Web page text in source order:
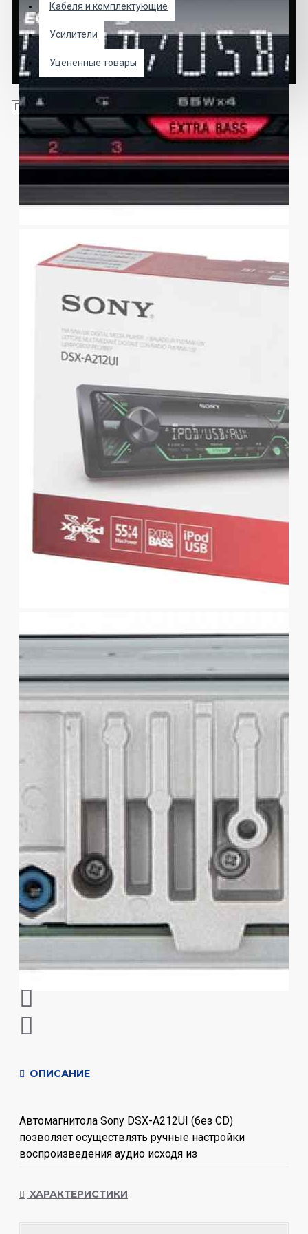
Кабеля и комплектующие
Усилители
Уцененные товары
ОПИСАНИЕ
Автомагнитола Sony DSX-A212UI (без CD)
позволяет осуществлять ручные настройки
воспроизведения аудио исходя из
встроенного эквалайзера. Для усиления низких
ХАРАКТЕРИСТИКИ